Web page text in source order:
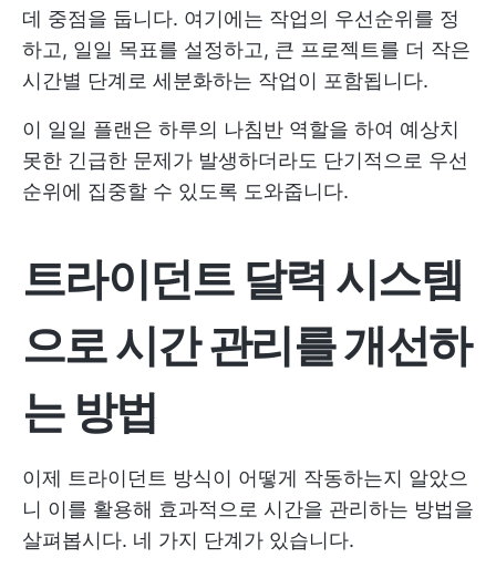
데 중점을 둡니다. 여기에는 작업의 우선순위를 정
하고, 일일 목표를 설정하고, 큰 프로젝트를 더 작은
시간별 단계로 세분화하는 작업이 포함됩니다.
이 일일 플랜은 하루의 나침반 역할을 하여 예상치
못한 긴급한 문제가 발생하더라도 단기적으로 우선
순위에 집중할 수 있도록 도와줍니다.
트라이던트 달력 시스템
으로 시간 관리를 개선하
는 방법
이제 트라이던트 방식이 어떻게 작동하는지 알았으
니 이를 활용해 효과적으로 시간을 관리하는 방법을
살펴봅시다. 네 가지 단계가 있습니다.